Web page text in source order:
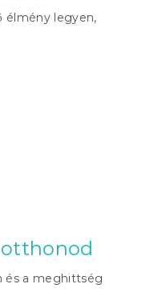
élmény legyen,
otthonod
és a meghittség